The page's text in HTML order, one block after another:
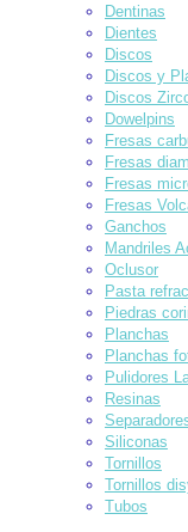
Dentinas
Dientes
Discos
Discos y
Discos
Dowelpins
Fresas
Fresas
Fresas
Fresas
Ganchos
Mandriles
Oclusor
Pasta
Piedras
Planchas
Planchas
Pulidores
Resinas
Siliconas
Tornillos
Tornillos
Tubos